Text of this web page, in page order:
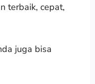
terbaik, cepat,
juga bisa